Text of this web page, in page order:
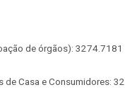
de órgãos): 3274.7181
de Casa e Consumidores: